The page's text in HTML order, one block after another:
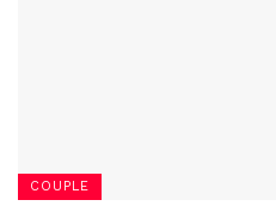
COUPLE